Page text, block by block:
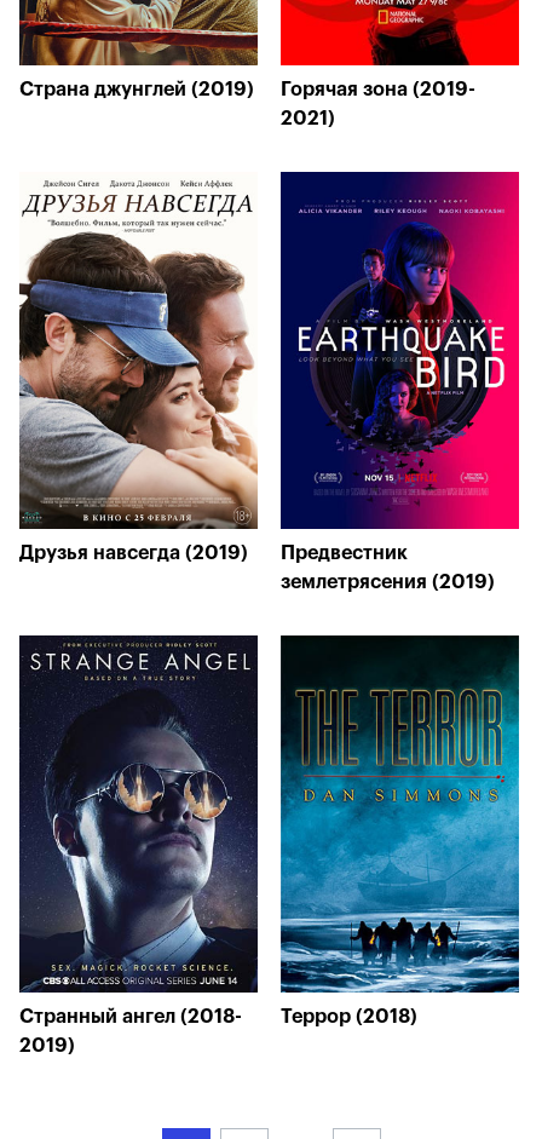
Страна джунглей (2019)
Горячая зона (2019-
2021)
Друзья навсегда (2019)
Предвестник
землетрясения (2019)
Странный ангел (2018-
2019)
Террор (2018)